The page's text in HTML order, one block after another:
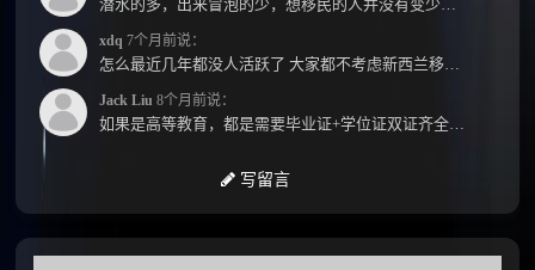
xdq 7个月前说：
Jack Liu 8个月前说：
写留言